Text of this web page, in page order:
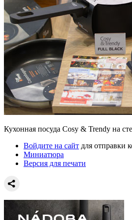
Кухонная посуда Сosy & Trendy на
Войдите на сайт для отправки
Миниатюра
Версия для печати